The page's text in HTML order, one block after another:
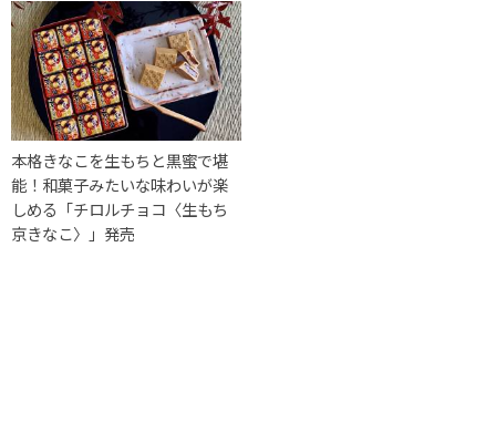
本格きなこを生もちと黒蜜で堪
能！和菓子みたいな味わいが楽
しめる「チロルチョコ〈生もち
京きなこ〉」発売